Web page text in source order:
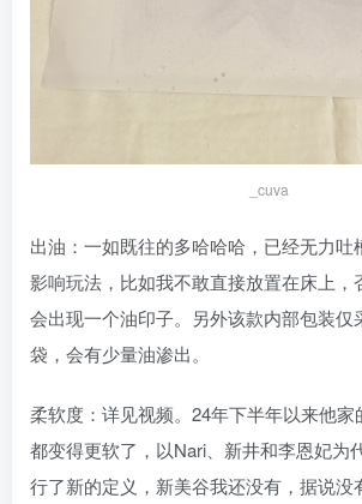
_cuva
出油：一如既往的多哈哈哈，已经无力吐
影响玩法，比如我不敢直接放置在床上，
会出现一个油印子。另外该款内部包装仅
袋，会有少量油渗出。
柔软度：详见视频。24年下半年以来他
都变得更软了，以Nari、新井和李恩妃为
行了新的定义，新美谷我还没有，据说没